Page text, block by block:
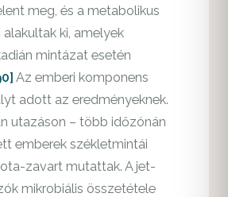
meg, és a metabolikus
ki, amelyek
mintázat esetén
Az emberi komponens
adott az eredményeknek.
utazáson – több időzónán
emberek székletmintái
zavart mutattak. A jet-
mikrobiális összetétele